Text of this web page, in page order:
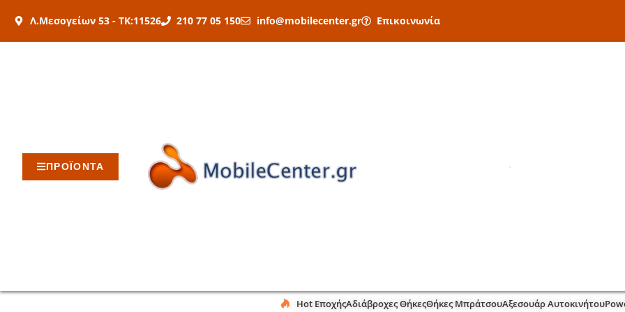
στο
Λ.Μεσογείων 53 - ΤΚ:11526 210 77 05 150 info@mobilecenter.gr Επικοινωνία
ΠΡΟΪΟΝΤΑ
Hot ΕποχήςΑδιάβροχες ΘήκεςΘήκες ΜπράτσουΑξεσουάρ Αυτοκινήτου